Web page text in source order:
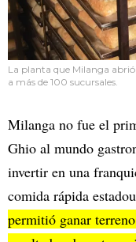
La planta que Milanga
a más de 100 sucursales.
Milanga no fue el
Ghio al mundo
invertir en una
comida rápida
permitió ganar